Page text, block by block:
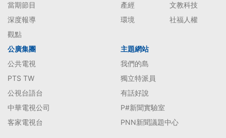
當期節目
深度報導
觀點
產經
文教科技
環境
社福人權
公廣集團
公共電視
PTS TW
公視台語台
中華電視公司
客家電視台
主題網站
我們的島
獨立特派員
有話好說
P#新聞實驗室
PNN新聞議題中心